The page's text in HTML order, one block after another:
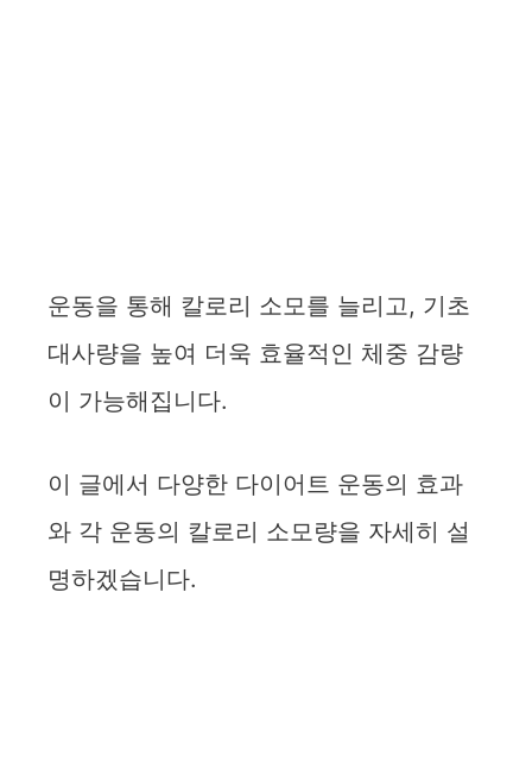
운동을 통해 칼로리 소모를 늘리고, 기초
대사량을 높여 더욱 효율적인 체중 감량
이 가능해집니다.
이 글에서 다양한 다이어트 운동의 효과
와 각 운동의 칼로리 소모량을 자세히 설
명하겠습니다.